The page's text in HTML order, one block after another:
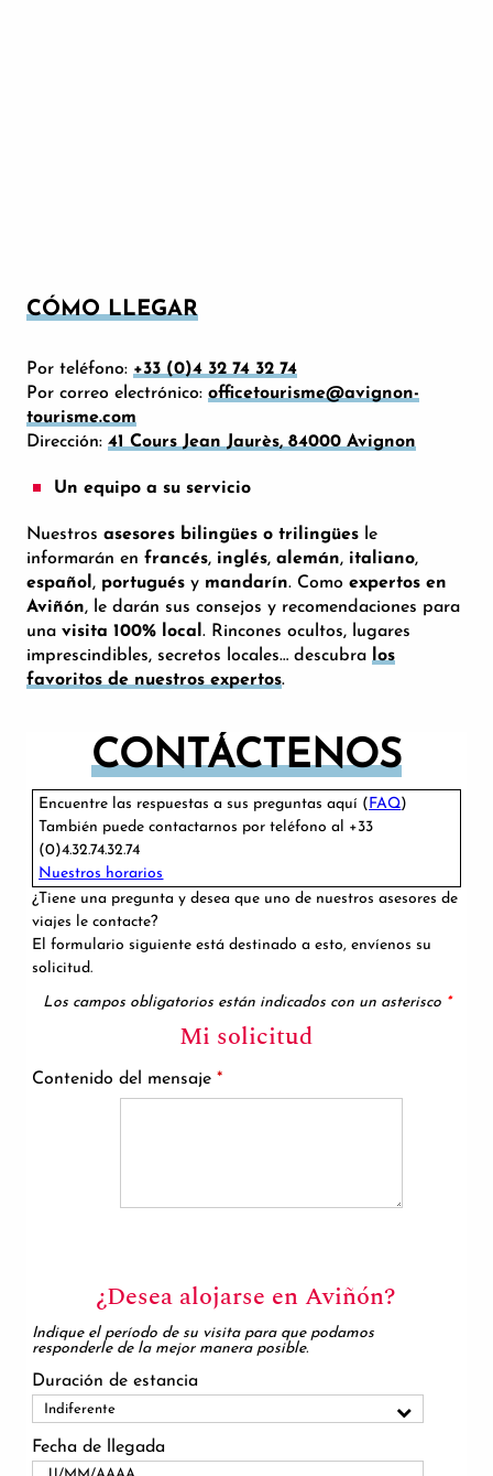
CÓMO LLEGAR
Por teléfono: +33 (0)4 32 74 32 74
Por correo electrónico: officetourisme@avignon-
tourisme.com
Dirección: 41 Cours Jean Jaurès, 84000 Avignon
Un equipo a su servicio
Nuestros asesores bilingües o trilingües le
informarán en francés, inglés, alemán, italiano,
español, portugués y mandarín. Como expertos en
Aviñón, le darán sus consejos y recomendaciones para
una visita 100% local. Rincones ocultos, lugares
imprescindibles, secretos locales… descubra los
favoritos de nuestros expertos.